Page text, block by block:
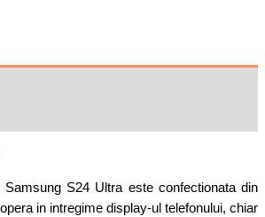
Samsung S24 Ultra este confectionata din
in intregime display-ul telefonului, chiar